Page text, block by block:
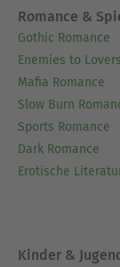
Romance &
Gothic Romance
Enemies to Lovers
Mafia Romance
Slow Burn
Sports Romance
Dark Romance
Erotische
Kinder &